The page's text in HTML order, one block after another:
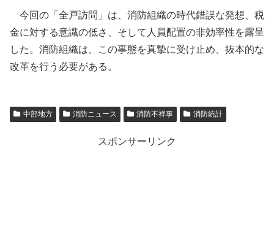
今回の「全戸訪問」は、消防組織の時代錯誤な発想、税
金に対する意識の低さ、そして人員配置の非効率性を露呈
した。消防組織は、この事態を真摯に受け止め、抜本的な
改革を行う必要がある。
中部地方 消防ニュース 消防不祥事 消防統計
スポンサーリンク